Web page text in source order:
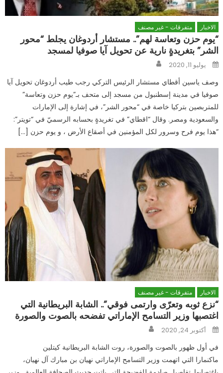
الاخبار متفرقات - غير مصنف
“يوم حزن وتعاسة لهم”.. مستشار أردوغان يجلط “محور
الشر” بتغريدةٍ نارية عن تحويل آيا صوفيا لمسجد
Posted
onيوليو 11, 2020
وصف ياسين أقطاي مستشار الرئيس التركي رجب طيب أردوغان تحويل آيا
صوفيا في مدينة إسطنبول من مسجد إلى متحف بـ”يوم حزن وتعاسة”
للمتربصين بتركيا خاصة في “محور الشر”، في إشارة إلى الإمارات
والسعودية ومصر. وقال “اقطاي” في تغريدةٍ بحسابه الرسميّ في “تويتر”:
“هذا يوم فرح وسرور لكل المؤمنين في أصقاع الأرض ، و يوم حزن […]
الاخبار متفرقات - غير مصنف
“نزع ثوبه وتعرّى وارتمى فوقي”.. الشابة البريطانية التي
اغتصبها وزير التسامح الإماراتي تفضحه بالصوت والصورة
Posted
onأكتوبر 24, 2020
في أول ظهور بالصوت والصورة، روت الشابة البريطانية كيتلين
ماكنمارا التي اتهمت وزير التسامح الإماراتي نهيان بن مبارك آل نهيان،